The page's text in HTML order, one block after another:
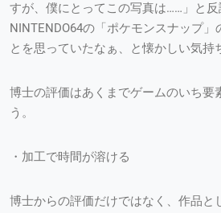
すが、僕にとってこの写真は……」と反
NINTENDO64の「ポケモンスナップ」
とを思っていたなぁ、と懐かしい気持
博士の評価はあくまでゲームのいち要
う。
・加工で時間が溶ける
博士からの評価だけではなく、作品と